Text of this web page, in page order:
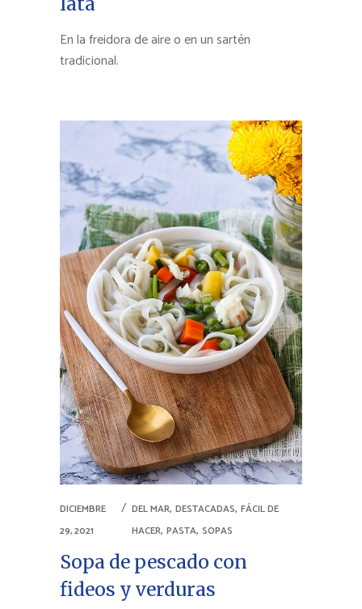
En la freidora de aire o en un sartén
tradicional.
DICIEMBRE
29, 2021
DEL MAR, DESTACADAS, FÁCIL DE
HACER, PASTA, SOPAS
Sopa de pescado con
fideos y verduras